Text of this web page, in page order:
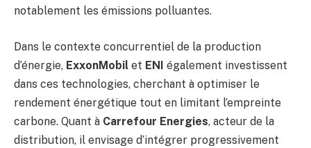
notablement les émissions polluantes.
Dans le contexte concurrentiel de la production
d’énergie, ExxonMobil et ENI également investissent
dans ces technologies, cherchant à optimiser le
rendement énergétique tout en limitant l’empreinte
carbone. Quant à Carrefour Energies, acteur de la
distribution, il envisage d’intégrer progressivement